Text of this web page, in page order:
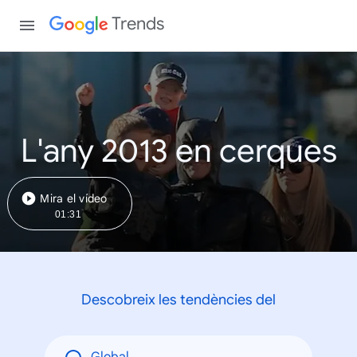
Trends
L'any 2013 en cerques
Mira el vídeo
01:31
Descobreix les tendències del